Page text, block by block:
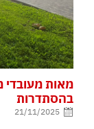
מאות
בהסתדרות
21/11/2025